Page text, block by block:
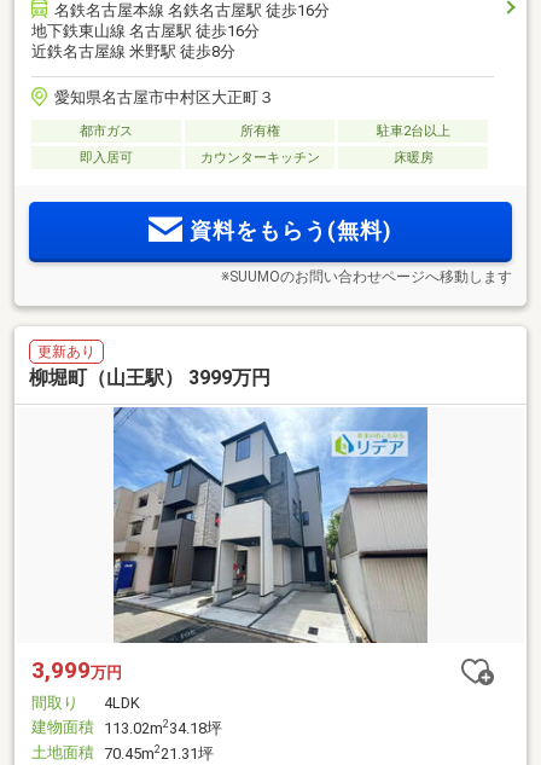
名鉄名古屋本線 名鉄名古屋駅 徒歩16分
地下鉄東山線 名古屋駅 徒歩16分
近鉄名古屋線 米野駅 徒歩8分
愛知県名古屋市中村区大正町３
都市ガス 所有権
駐車2台以上
即入居可
カウンターキッチン 床暖房
資料をもらう(無料)
※SUUMOのお問い合わせページへ移動します
更新あり
柳堀町（山王駅） 3999万円
3,999万円
間取り
4LDK
建物面積 113.02m234.18坪
土地面積 70.45m221.31坪